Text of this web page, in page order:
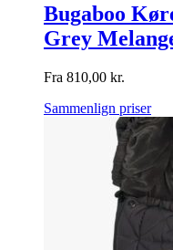
Bugaboo
Grey
Fra 810,00 kr.
Sammenlign priser